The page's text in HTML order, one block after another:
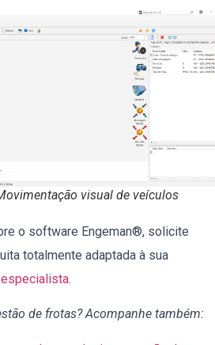
visual de veículos
o software Engeman®, solicite
totalmente adaptada à sua
.
de frotas? Acompanhe também: